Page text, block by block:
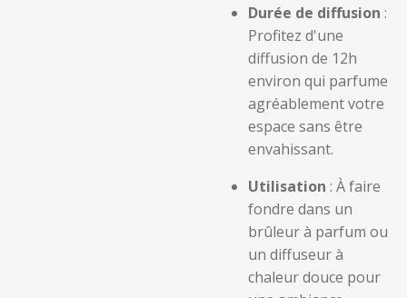
Durée de diffusion :
Profitez d'une
diffusion de 12h
environ qui parfume
agréablement votre
espace sans être
envahissant.
Utilisation : À faire
fondre dans un
brûleur à parfum ou
un diffuseur à
chaleur douce pour